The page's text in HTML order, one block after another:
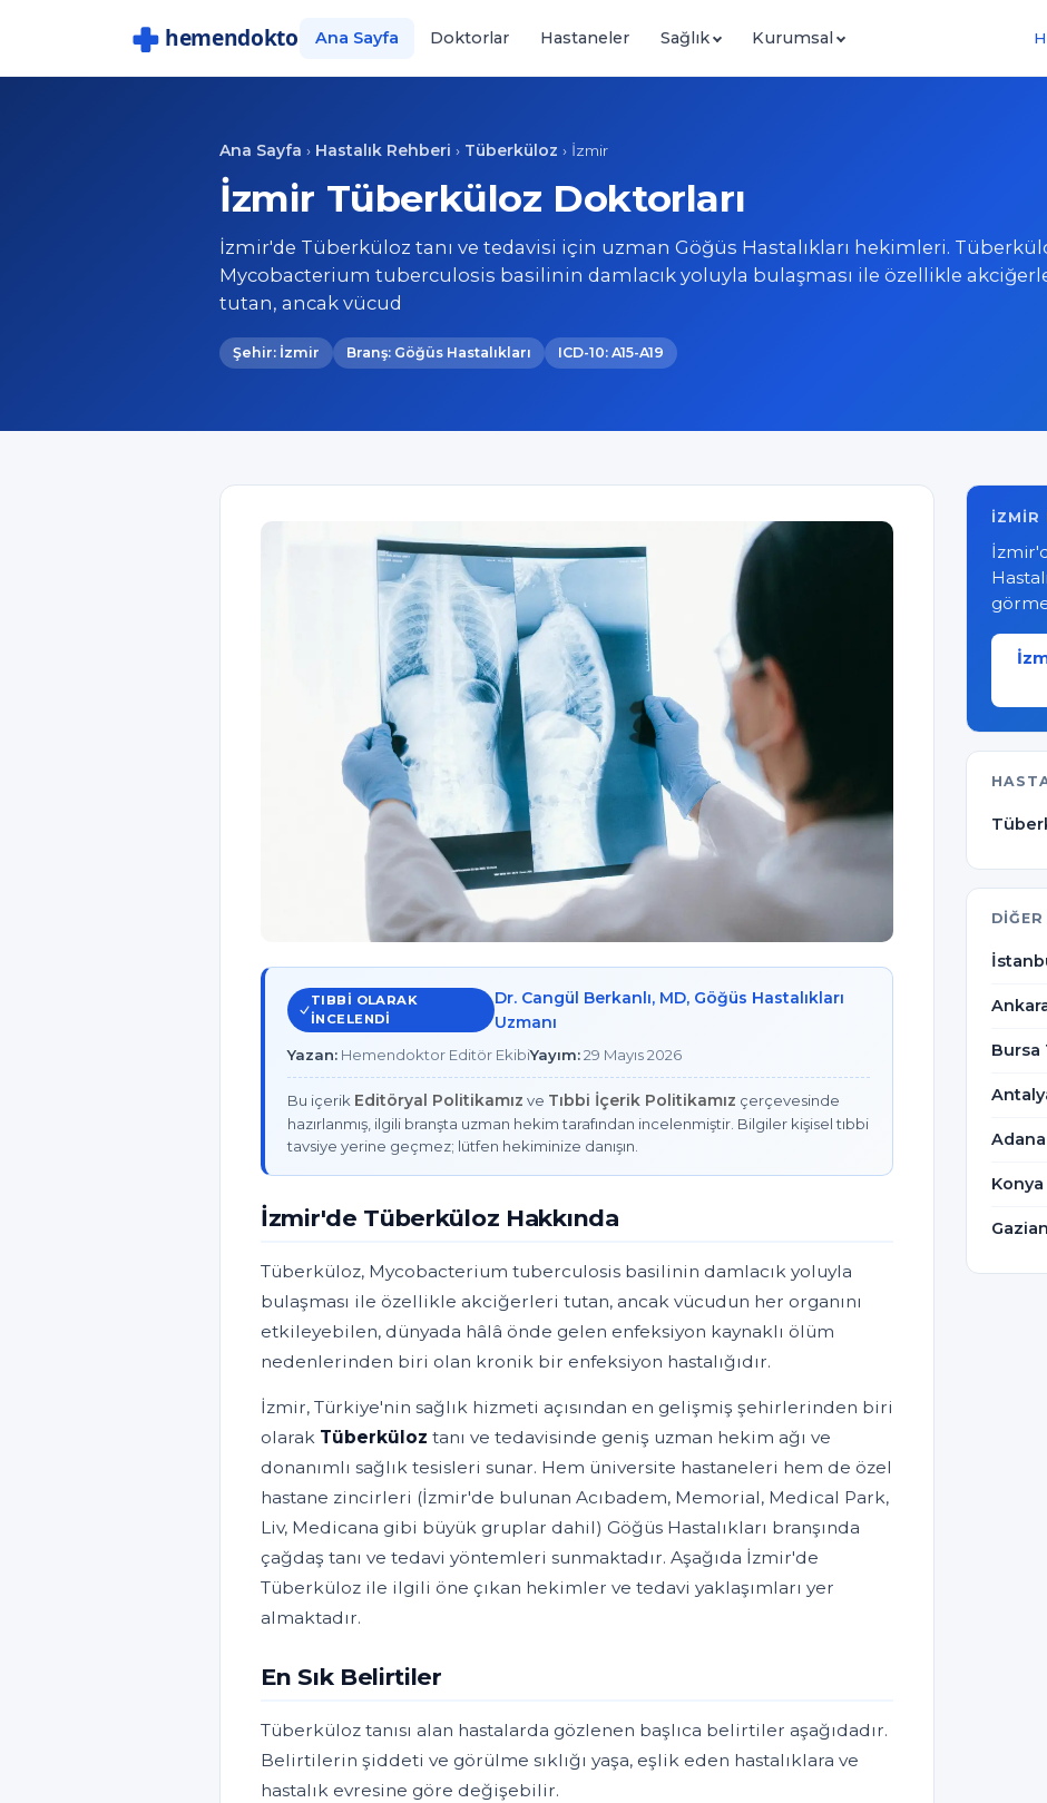
Ana Sayfa Doktorlar Hastaneler Sağlık Kurumsal
Ana Sayfa › Hastalık Rehberi › Tüberküloz › İzmir
İzmir Tüberküloz Doktorları
İzmir'de Tüberküloz tanı ve tedavisi için uzman Göğüs Hastalıkları hekimleri.
Mycobacterium tuberculosis basilinin damlacık yoluyla bulaşması ile özellikle
tutan, ancak vücud
Şehir: İzmir Branş: Göğüs Hastalıkları ICD-10: A15-A19
TIBBI OLARAK
INCELENDI
Dr. Cangül Berkanlı, MD, Göğüs Hastalıkları
Uzmanı
Yazan: Hemendoktor Editör EkibiYayım:29 Mayıs 2026
Bu içerik Editöryal Politikamız ve Tıbbi İçerik Politikamız çerçevesinde
hazırlanmış, ilgili branşta uzman hekim tarafından incelenmiştir. Bilgiler kişisel tıbbi
tavsiye yerine geçmez; lütfen hekiminize danışın.
İzmir'de Tüberküloz Hakkında
Tüberküloz, Mycobacterium tuberculosis basilinin damlacık yoluyla
bulaşması ile özellikle akciğerleri tutan, ancak vücudun her organını
etkileyebilen, dünyada hâlâ önde gelen enfeksiyon kaynaklı ölüm
nedenlerinden biri olan kronik bir enfeksiyon hastalığıdır.
İzmir, Türkiye'nin sağlık hizmeti açısından en gelişmiş şehirlerinden biri
olarak Tüberküloz tanı ve tedavisinde geniş uzman hekim ağı ve
donanımlı sağlık tesisleri sunar. Hem üniversite hastaneleri hem de özel
hastane zincirleri (İzmir'de bulunan Acıbadem, Memorial, Medical Park,
Liv, Medicana gibi büyük gruplar dahil) Göğüs Hastalıkları branşında
çağdaş tanı ve tedavi yöntemleri sunmaktadır. Aşağıda İzmir'de
Tüberküloz ile ilgili öne çıkan hekimler ve tedavi yaklaşımları yer
almaktadır.
En Sık Belirtiler
Tüberküloz tanısı alan hastalarda gözlenen başlıca belirtiler aşağıdadır.
Belirtilerin şiddeti ve görülme sıklığı yaşa, eşlik eden hastalıklara ve
hastalık evresine göre değişebilir.
İZMIR
Bursa